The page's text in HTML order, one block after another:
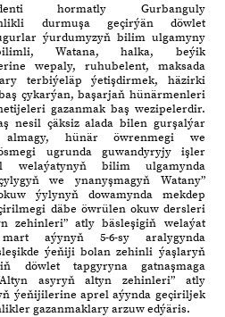
hormatly Gurbanguly
durmuşa geçirýän döwlet
ýurdumyzyň bilim ulgamyny
bilimli, Watana, halka, beýik
wepaly, ruhubelent, maksada
terbiýeläp ýetişdirmek, häzirki
çykarýan, başarjaň hünärmenleri
gazanmak baş wezipelerdir.
nesil çäksiz alada bilen gurşalýar
hünär öwrenmegi we
ugrunda guwandyryjy işler
welaýatynyň bilim ulgamynda
we ynanyşmagyň Watany”
ýylynyň dowamynda mekdep
däbe öwrülen okuw dersleri
zehinleri” atly bäsleşigiň welaýat
aýynyň 5-6-sy aralygynda
ýeňiji bolan zehinli ýaşlaryň
döwlet tapgyryna gatnaşmaga
asyryň altyn zehinleri” atly
ýeňijilerine aprel aýynda geçiriljek
gazanmaklary arzuw edýäris.